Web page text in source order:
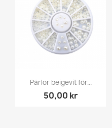
Pärlor beigevit för...
50,00 kr